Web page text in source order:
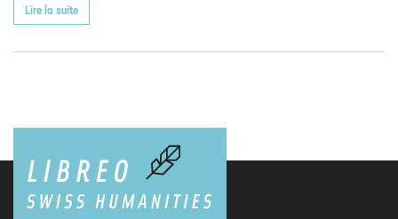
Lire la suite